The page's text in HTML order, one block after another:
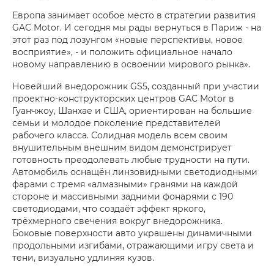
Европа занимает особое место в стратегии развития
GAC Motor. И сегодня мы рады вернуться в Париж - на
этот раз под лозунгом «новые перспективы, новое
восприятие», - и положить официальное начало
новому направлению в освоении мирового рынка».
Новейший внедорожник GS5, созданный при участии
проектно-конструкторских центров GAC Motor в
Гуанчжоу, Шанхае и США, ориентирован на большие
семьи и молодое поколение представителей
рабочего класса. Солидная модель всем своим
внушительным внешним видом демонстрирует
готовность преодолевать любые трудности на пути.
Автомобиль оснащён линзовидными светодиодными
фарами с тремя «алмазными» гранями на каждой
стороне и массивными задними фонарями с 190
светодиодами, что создаёт эффект яркого,
трёхмерного свечения вокруг внедорожника.
Боковые поверхности авто украшены динамичными
продольными изгибами, отражающими игру света и
тени, визуально удлиняя кузов.